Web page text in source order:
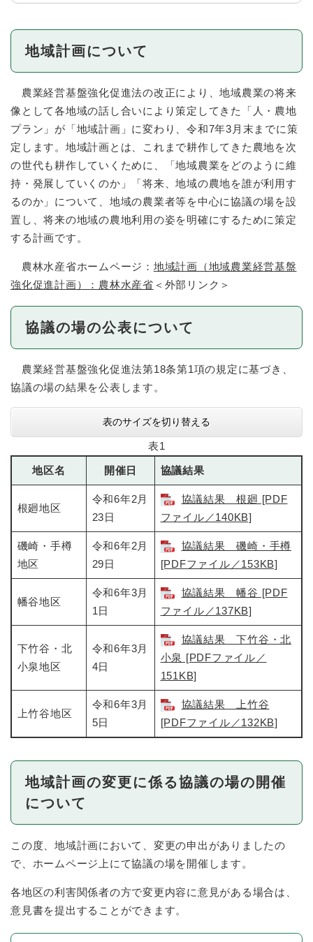
地域計画について
農業経営基盤強化促進法の改正により、地域農業の将来
像として各地域の話し合いにより策定してきた「人・農地
プラン」が「地域計画」に変わり、令和7年3月末までに策
定します。地域計画とは、これまで耕作してきた農地を次
の世代も耕作していくために、「地域農業をどのように維
持・発展していくのか」「将来、地域の農地を誰が利用す
るのか」について、地域の農業者等を中心に協議の場を設
置し、将来の地域の農地利用の姿を明確にするために策定
する計画です。
農林水産省ホームページ： 地域計画（地域農業経営基盤
強化促進計画）：農林水産省 ＜外部リンク＞
協議の場の公表について
農業経営基盤強化促進法第18条第1項の規定に基づき、
協議の場の結果を公表します。
表のサイズを切り替える
表1
地区名 開催日 協議結果
根廻地区
令和6年2月
23日
協議結果 根廻 [PDF
ファイル／140KB]
磯崎・手樽
地区
令和6年2月
29日
協議結果 磯崎・手樽
[PDFファイル／153KB]
幡谷地区
令和6年3月
1日
協議結果 幡谷 [PDF
ファイル／137KB]
下竹谷・北
小泉地区
令和6年3月
4日
協議結果 下竹谷・北
小泉 [PDFファイル／
151KB]
上竹谷地区
令和6年3月
5日
協議結果 上竹谷
[PDFファイル／132KB]
地域計画の変更に係る協議の場の開催
について
この度、地域計画において、変更の申出がありましたの
で、ホームページ上にて協議の場を開催します。
各地区の利害関係者の方で変更内容に意見がある場合は、
意見書を提出することができます。